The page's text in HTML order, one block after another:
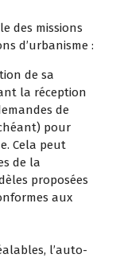
des missions
d’urbanisme :
de sa
la réception
de
pour
Cela peut
de la
proposées
aux
l’auto-